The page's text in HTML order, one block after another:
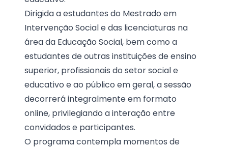
Dirigida a estudantes do Mestrado em
Intervenção Social e das licenciaturas na
área da Educação Social, bem como a
estudantes de outras instituições de ensino
superior, profissionais do setor social e
educativo e ao público em geral, a sessão
decorrerá integralmente em formato
online, privilegiando a interação entre
convidados e participantes.
O programa contempla momentos de